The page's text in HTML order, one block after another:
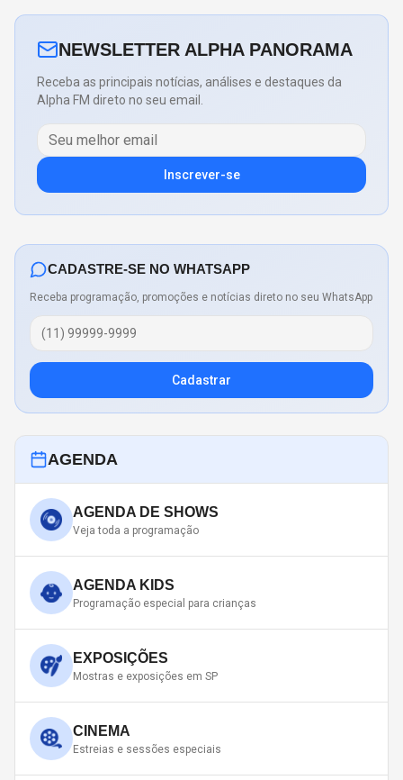
NEWSLETTER ALPHA PANORAMA
Receba as principais notícias, análises e destaques da
Alpha FM direto no seu email.
Inscrever-se
CADASTRE-SE NO WHATSAPP
Receba programação, promoções e notícias direto no seu WhatsApp
Cadastrar
AGENDA
AGENDA DE SHOWS
Veja toda a programação
AGENDA KIDS
Programação especial para crianças
EXPOSIÇÕES
Mostras e exposições em SP
CINEMA
Estreias e sessões especiais